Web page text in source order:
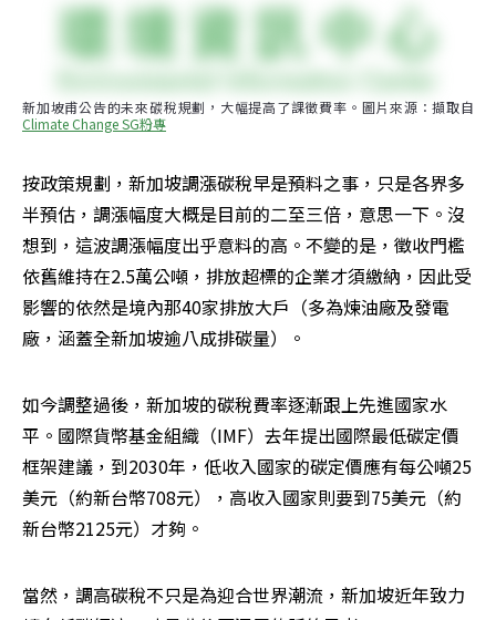
新加坡甫公告的未來碳稅規劃，大幅提高了課徵費率。圖片來源：擷取自
Climate Change SG粉專
按政策規劃，新加坡調漲碳稅早是預料之事，只是各界多
半預估，調漲幅度大概是目前的二至三倍，意思一下。沒
想到，這波調漲幅度出乎意料的高。不變的是，徵收門檻
依舊維持在2.5萬公噸，排放超標的企業才須繳納，因此受
影響的依然是境內那40家排放大戶（多為煉油廠及發電
廠，涵蓋全新加坡逾八成排碳量）。
如今調整過後，新加坡的碳稅費率逐漸跟上先進國家水
平。國際貨幣基金組織（IMF）去年提出國際最低碳定價
框架建議，到2030年，低收入國家的碳定價應有每公噸25
美元（約新台幣708元），高收入國家則要到75美元（約
新台幣2125元）才夠。
當然，調高碳稅不只是為迎合世界潮流，新加坡近年致力